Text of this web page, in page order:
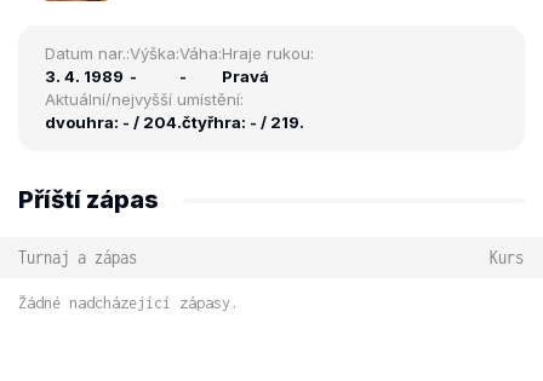
Datum nar.:
3. 4. 1989
Výška:
-
Váha:
-
Hraje rukou:
Pravá
Aktuální/nejvyšší umístění:
dvouhra: - / 204.čtyřhra: - / 219.
Příští zápas
Turnaj a zápas Kurs
Žádné nadcházející zápasy.